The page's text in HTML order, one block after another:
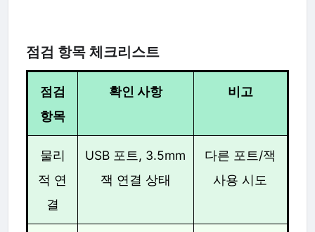
점검 항목 체크리스트
점검
항목
확인 사항 비고
물리
적 연
결
USB 포트, 3.5mm
잭 연결 상태
다른 포트/잭
사용 시도